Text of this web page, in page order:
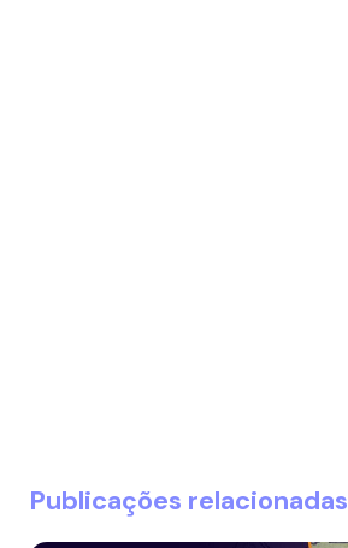
Publicações relacionadas